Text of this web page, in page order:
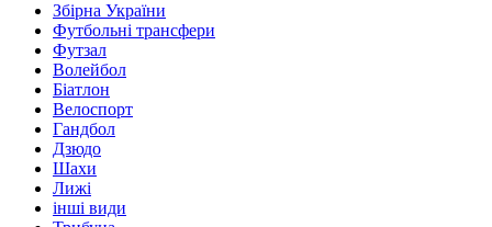
Збірна України
Футбольні трансфери
Футзал
Волейбол
Біатлон
Велоспорт
Гандбол
Дзюдо
Шахи
Лижі
інші види